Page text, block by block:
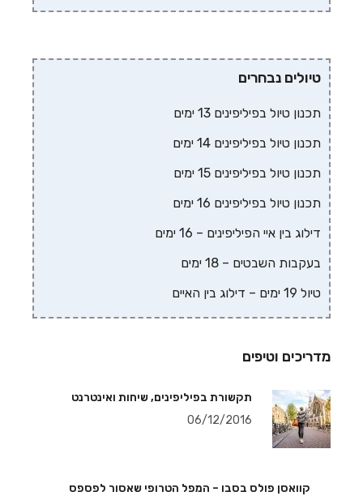
טיולים נבחרים
תכנון טיול בפיליפינים 13 ימים
תכנון טיול בפיליפינים 14 ימים
תכנון טיול בפיליפינים 15 ימים
תכנון טיול בפיליפינים 16 ימים
דילוג בין איי הפיליפינים – 16 ימים
בעקבות השבטים – 18 ימים
טיול 19 ימים – דילוג בין האיים
מדריכים וטיפים
תקשורת בפיליפינים, שיחות ואינטרנט
06/12/2016
קוואסן פולס בסבו – המפל הטרופי שאסור לפספס